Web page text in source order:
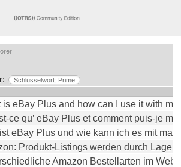
Schlüsselwort: Prime
is eBay Plus and how can I use it with
ce qu’ eBay Plus et comment puis-je
eBay Plus und wie kann ich es mit
Produkt-Listings werden durch
Amazon Bestellarten im